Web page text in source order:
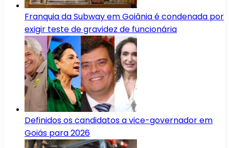
Franquia da Subway em Goiânia é condenada por
exigir teste de gravidez de funcionária
Definidos os candidatos a vice-governador em
Goiás para 2026